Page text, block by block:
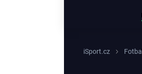
iSport.cz Fotbal